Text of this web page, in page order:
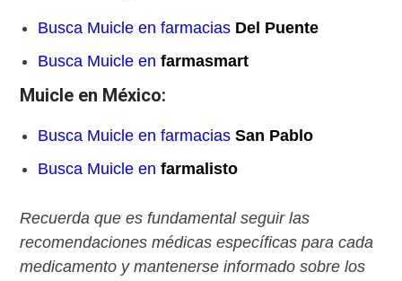
Busca Muicle en farmacias Del Puente
Busca Muicle enfarmasmart
Muicle en México:
Busca Muicle en farmaciasSan Pablo
Busca Muicle enfarmalisto
Recuerda que es fundamental seguir las
recomendaciones médicas específicas para cada
medicamento y mantenerse informado sobre los